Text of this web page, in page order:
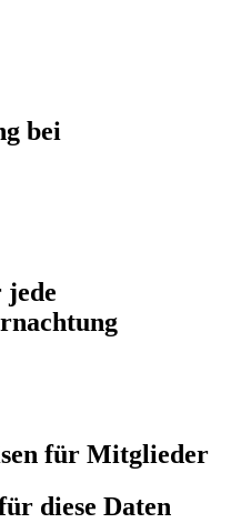
bei
jede
für Mitglieder
diese Daten